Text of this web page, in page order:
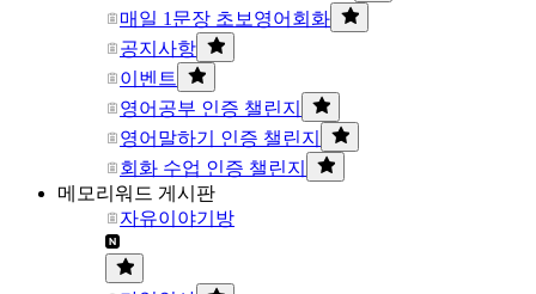
매일 1문장 초보영어회화
공지사항
이벤트
영어공부 인증 챌린지
영어말하기 인증 챌린지
회화 수업 인증 챌린지
메모리워드 게시판
자유이야기방